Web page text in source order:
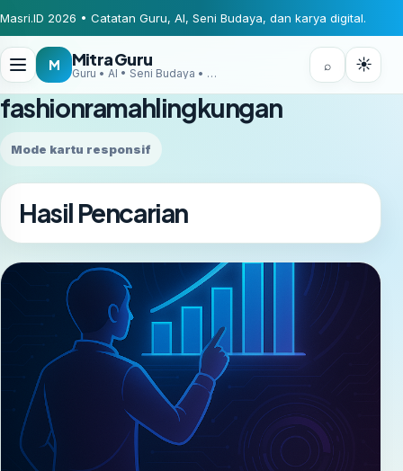
Masri.ID 2026 • Catatan Guru, AI, Seni Budaya, dan karya digital.
M Mitra Guru
Guru • AI • Seni Budaya • Digital Creator
⌕ ☀
fashionramahlingkungan
Mode kartu responsif
Hasil Pencarian